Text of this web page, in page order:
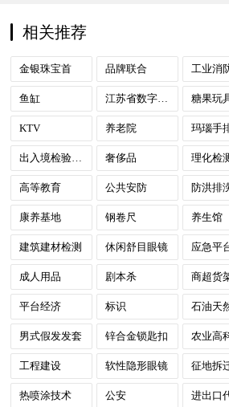
相关推荐
金银珠宝首 品牌联合 工业消
鱼缸 江苏省数字政府 糖果玩
KTV 养老院 玛瑙手
奢侈品 理化检
高等教育 公共安防 防洪排
康养基地 钢卷尺 养生馆
建筑建材检测 休闲舒目眼镜 应急平
成人用品 剧本杀 商超货
平台经济 标识
男式假发发套 锌合金锁匙扣 农业高
工程建设 软性隐形眼镜 征地拆
热喷涂技术 公安 进出口